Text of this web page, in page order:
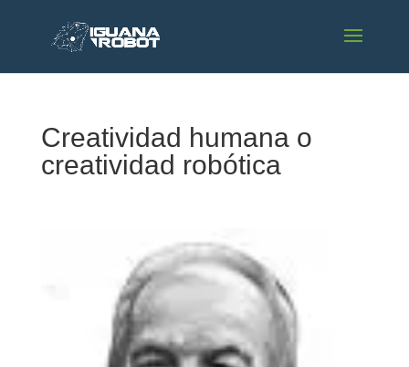
Creatividad humana o
creatividad robótica